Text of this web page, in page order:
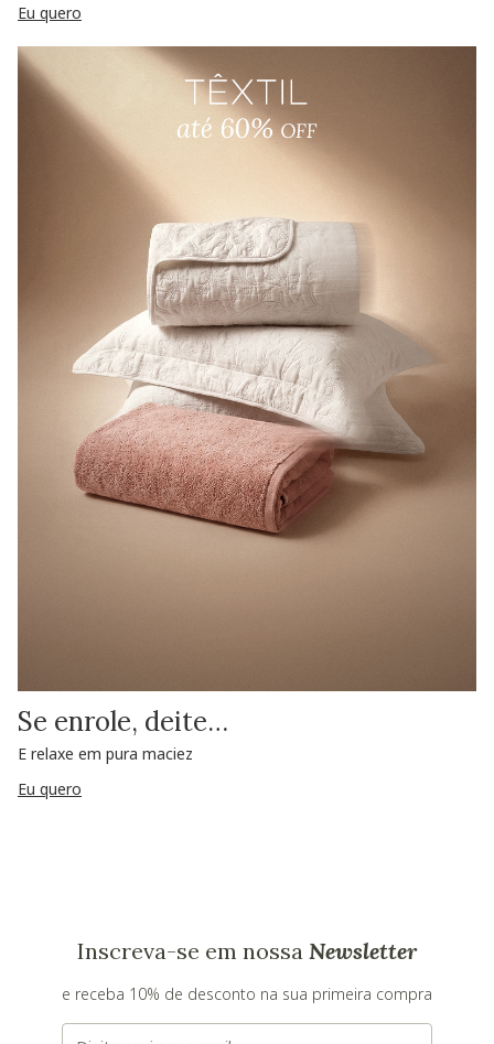
Eu quero
Se enrole, deite…
E relaxe em pura maciez
Eu quero
Inscreva-se em nossa Newsletter
e receba 10% de desconto na sua primeira compra
E-mail